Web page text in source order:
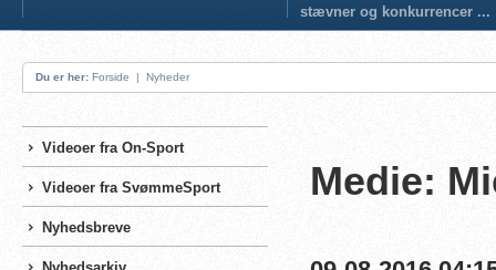
stævner og konkurrencer ...
Du er her: Forside | Nyheder
Videoer fra On-Sport
Videoer fra SvømmeSport
Nyhedsbreve
Medie: